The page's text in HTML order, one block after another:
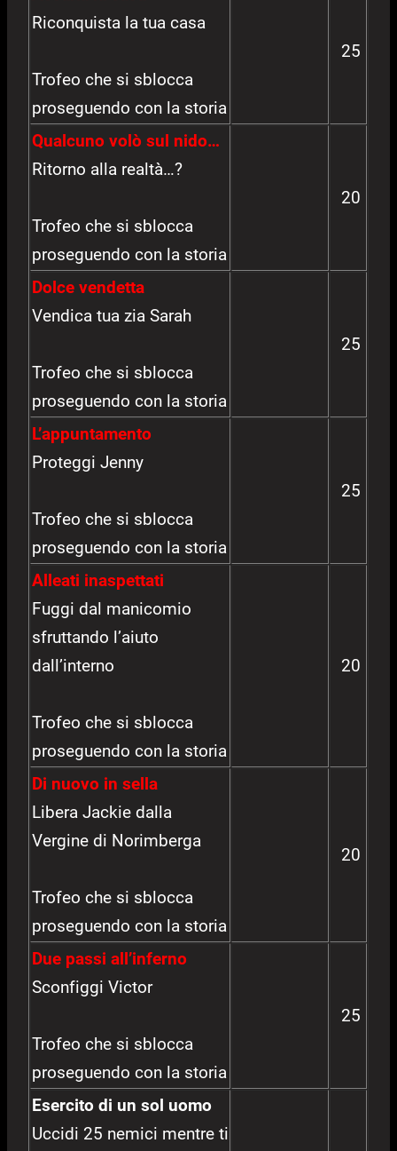
Riconquista la tua casa
Trofeo che si sblocca
proseguendo con la storia
25
Qualcuno volò sul nido…
Ritorno alla realtà…?
Trofeo che si sblocca
proseguendo con la storia
20
Dolce vendetta
Vendica tua zia Sarah
Trofeo che si sblocca
proseguendo con la storia
25
L’appuntamento
Proteggi Jenny
Trofeo che si sblocca
proseguendo con la storia
25
Alleati inaspettati
Fuggi dal manicomio
sfruttando l’aiuto
dall’interno
Trofeo che si sblocca
proseguendo con la storia
20
Di nuovo in sella
Libera Jackie dalla
Vergine di Norimberga
Trofeo che si sblocca
proseguendo con la storia
20
Due passi all’inferno
Sconfiggi Victor
Trofeo che si sblocca
proseguendo con la storia
25
Esercito di un sol uomo
Uccidi 25 nemici mentre ti